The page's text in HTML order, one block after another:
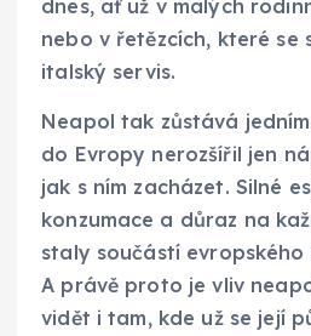
dnes, ať už v malých
nebo v řetězcích, které se
italský servis.
Neapol tak zůstává
do Evropy nerozšířil jen
jak s ním zacházet. Silné
konzumace a důraz na
staly součástí
A právě proto je vliv
vidět i tam, kde už se její